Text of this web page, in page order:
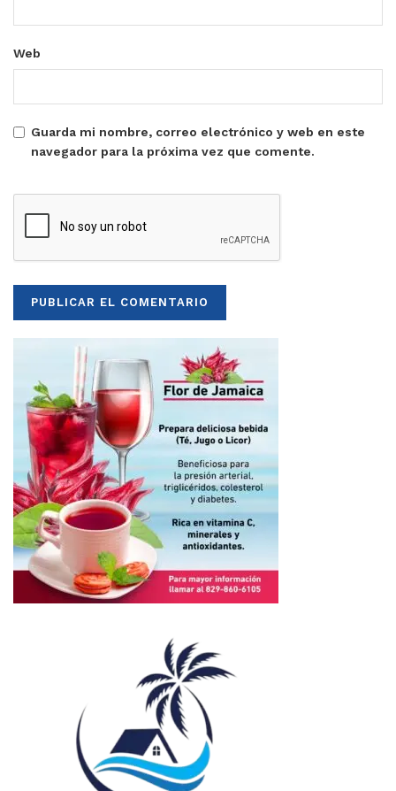
Web
Guarda mi nombre, correo electrónico y web en este
navegador para la próxima vez que comente.